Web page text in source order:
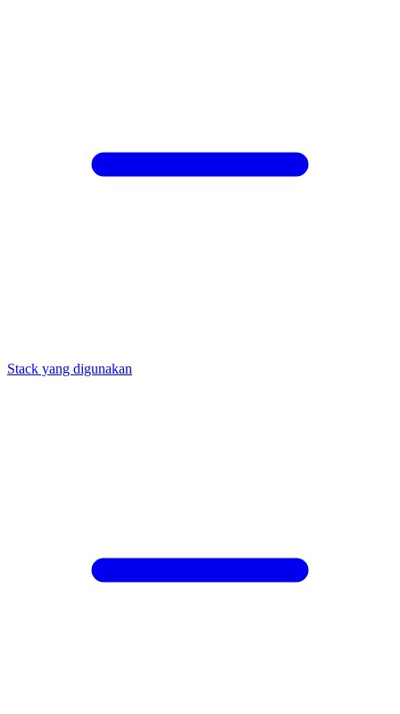
Stack yang digunakan